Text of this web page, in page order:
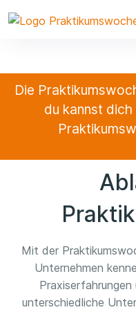
Die
du kannst
Mit der
Unternehmen
unterschiedliche